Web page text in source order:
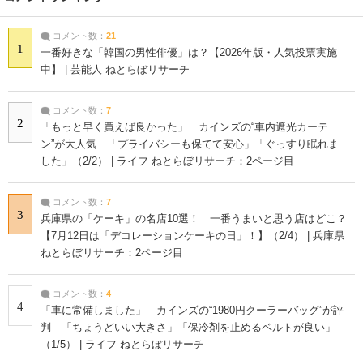
1
コメント数： 21
一番好きな「韓国の男性俳優」は？【2026年版・人気投票実施
中】 | 芸能人 ねとらぼリサーチ
2
コメント数： 7
「もっと早く買えば良かった」 カインズの“車内遮光カーテ
ン”が大人気 「プライバシーも保てて安心」「ぐっすり眠れま
した」（2/2） | ライフ ねとらぼリサーチ：2ページ目
3
コメント数： 7
兵庫県の「ケーキ」の名店10選！ 一番うまいと思う店はどこ？
【7月12日は「デコレーションケーキの日」！】（2/4） | 兵庫県
ねとらぼリサーチ：2ページ目
4
コメント数： 4
「車に常備しました」 カインズの“1980円クーラーバッグ”が評
判 「ちょうどいい大きさ」「保冷剤を止めるベルトが良い」
（1/5） | ライフ ねとらぼリサーチ